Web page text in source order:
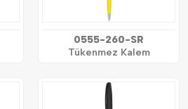
0555-260-SR
Tükenmez Kalem